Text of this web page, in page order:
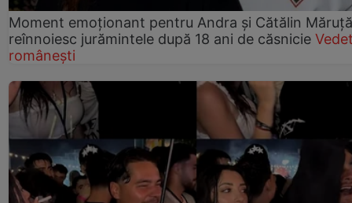
Moment emoționant pentru Andra și Cătălin
reînnoiesc jurămintele după 18 ani de căsnicie
românești